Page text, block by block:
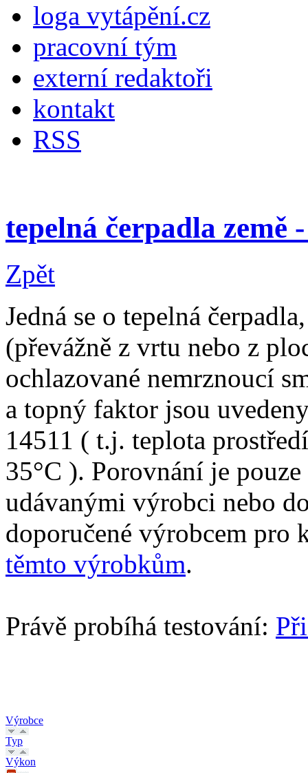
loga vytápění.cz
pracovní tým
externí redaktoři
kontakt
RSS
tepelná čerpadla země
Zpět
Jedná se o tepelná
(převážně z vrtu nebo z
ochlazované nemrznoucí
a topný faktor jsou
14511 ( t.j. teplota
35°C ). Porovnání je
udávanými výrobci nebo
doporučené výrobcem pro
těmto výrobkům.
Právě probíhá testování:
Výrobce
Typ
Výkon